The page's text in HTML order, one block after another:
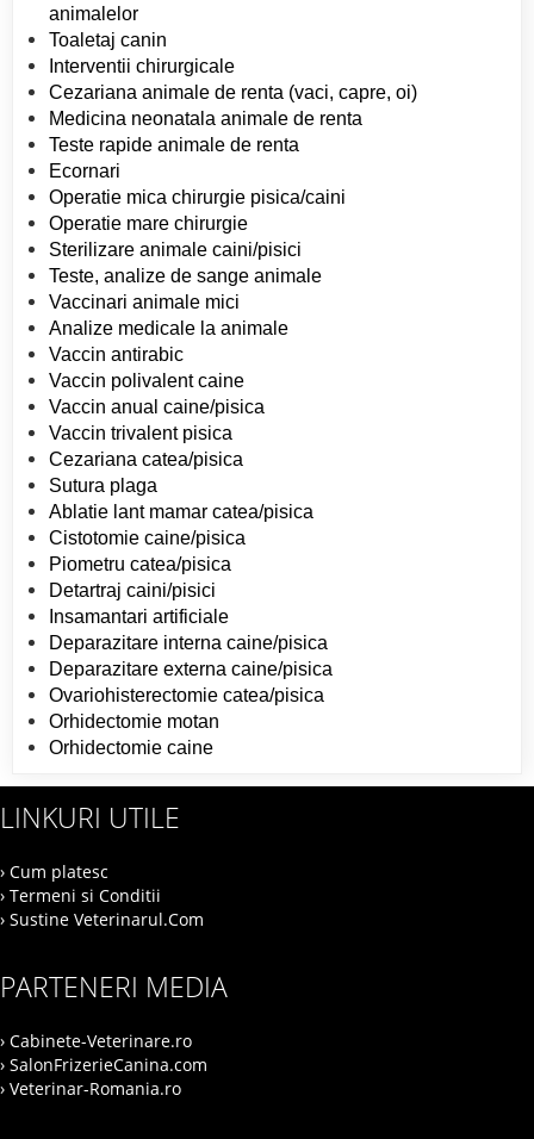
animalelor
Toaletaj canin
Interventii chirurgicale
Cezariana animale de renta (vaci, capre, oi)
Medicina neonatala animale de renta
Teste rapide animale de renta
Ecornari
Operatie mica chirurgie pisica/caini
Operatie mare chirurgie
Sterilizare animale caini/pisici
Teste, analize de sange animale
Vaccinari animale mici
Analize medicale la animale
Vaccin antirabic
Vaccin polivalent caine
Vaccin anual caine/pisica
Vaccin trivalent pisica
Cezariana catea/pisica
Sutura plaga
Ablatie lant mamar catea/pisica
Cistotomie caine/pisica
Piometru catea/pisica
Detartraj caini/pisici
Insamantari artificiale
Deparazitare interna caine/pisica
Deparazitare externa caine/pisica
Ovariohisterectomie catea/pisica
Orhidectomie motan
Orhidectomie caine
LINKURI UTILE
› Cum platesc
› Termeni si Conditii
› Sustine Veterinarul.Com
PARTENERI MEDIA
› Cabinete-Veterinare.ro
› SalonFrizerieCanina.com
› Veterinar-Romania.ro